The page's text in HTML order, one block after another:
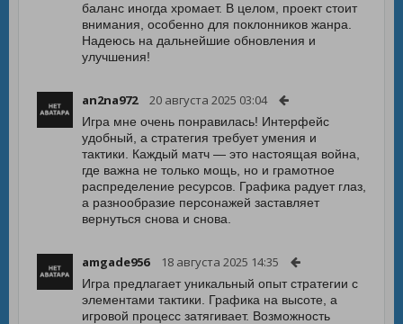
баланс иногда хромает. В целом, проект стоит
внимания, особенно для поклонников жанра.
Надеюсь на дальнейшие обновления и
улучшения!
an2na972 20 августа 2025 03:04
Игра мне очень понравилась! Интерфейс
удобный, а стратегия требует умения и
тактики. Каждый матч — это настоящая война,
где важна не только мощь, но и грамотное
распределение ресурсов. Графика радует глаз,
а разнообразие персонажей заставляет
вернуться снова и снова.
amgade956 18 августа 2025 14:35
Игра предлагает уникальный опыт стратегии с
элементами тактики. Графика на высоте, а
игровой процесс затягивает. Возможность